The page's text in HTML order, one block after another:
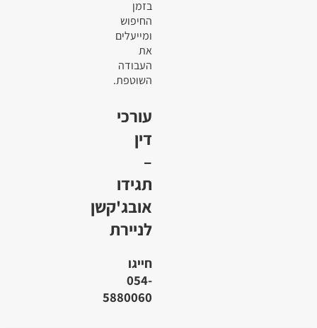
בזמן
החיפוש
ומייעלים
את
העבודה
השוטפת.
עורכי
דין
–
תגידו
אובג'קשן
לניירת
חייגו
054-
5880060